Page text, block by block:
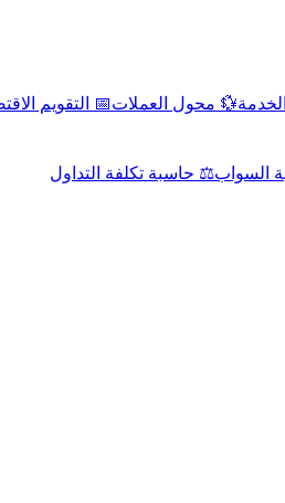
💱 محول العملات📅 التقويم
السواب⚖️ حاسبة تكلفة التداول